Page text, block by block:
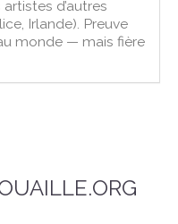
d’autres
Irlande). Preuve
monde — mais fière